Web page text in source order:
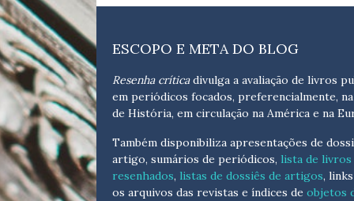
ESCOPO E META DO BLOG
Resenha críticadivulga a avaliação de livros
em periódicos focados, preferencialmente,
de História, em circulação na América e na
Também disponibiliza apresentações de
artigo, sumários de periódicos, lista de livros
resenhados, listas de dossiês de artigos,
os arquivos das revistas e índices de objetos